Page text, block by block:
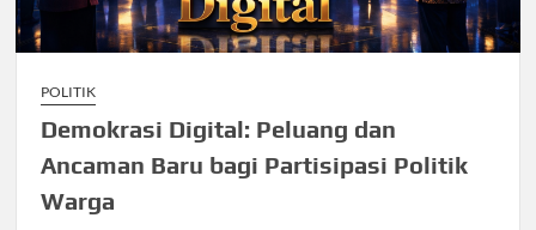
POLITIK
Demokrasi Digital: Peluang dan
Ancaman Baru bagi Partisipasi Politik
Warga